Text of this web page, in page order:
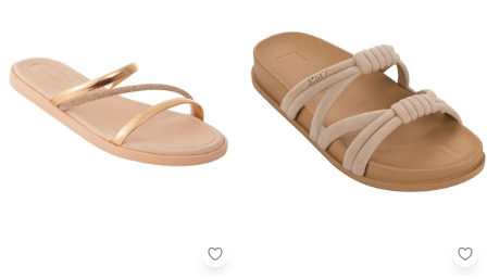
Perfecta - Chinelo (Bege) com